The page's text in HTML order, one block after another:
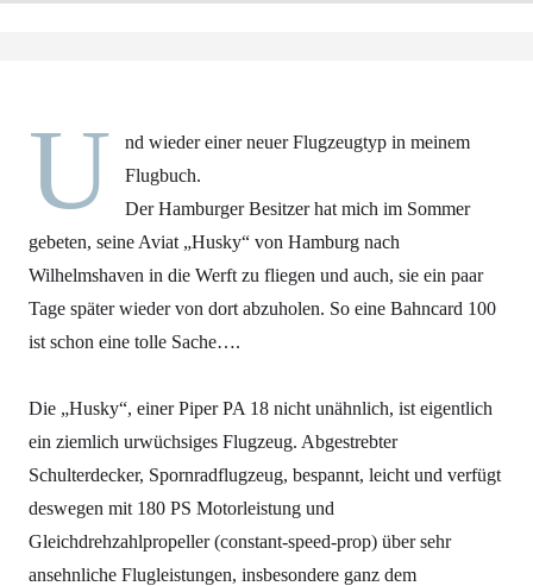
U
nd wieder einer neuer Flugzeugtyp in meinem
Flugbuch.
Der Hamburger Besitzer hat mich im Sommer
gebeten, seine Aviat „Husky“ von Hamburg nach
Wilhelmshaven in die Werft zu fliegen und auch, sie ein paar
Tage später wieder von dort abzuholen. So eine Bahncard 100
ist schon eine tolle Sache….
Die „Husky“, einer Piper PA 18 nicht unähnlich, ist eigentlich
ein ziemlich urwüchsiges Flugzeug. Abgestrebter
Schulterdecker, Spornradflugzeug, bespannt, leicht und verfügt
deswegen mit 180 PS Motorleistung und
Gleichdrehzahlpropeller (constant-speed-prop) über sehr
ansehnliche Flugleistungen, insbesondere ganz dem